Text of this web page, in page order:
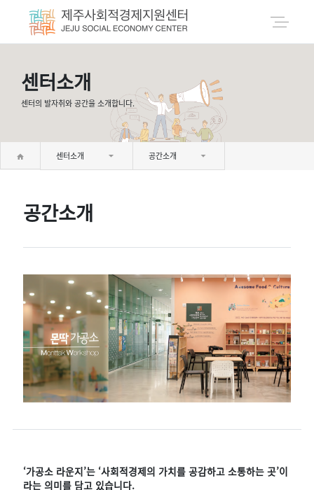
센터소개
센터의 발자취와 공간을 소개합니다.
센터소개 공간소개
공간소개
‘가공소 라운지’는 ‘사회적경제의 가치를 공감하고 소통하는 곳’이
라는 의미를 담고 있습니다.